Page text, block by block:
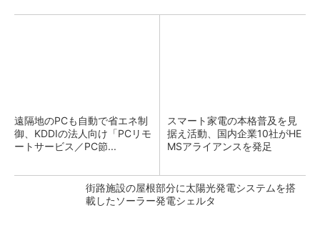
遠隔地のPCも自動で省エネ制
御、KDDIの法人向け「PCリモ
ートサービス／PC節...
スマート家電の本格普及を見
据え活動、国内企業10社がHE
MSアライアンスを発足
街路施設の屋根部分に太陽光発電システムを搭
載したソーラー発電シェルタ